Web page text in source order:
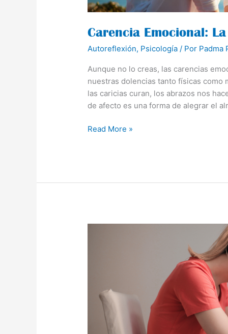
Carencia Emocional:
Autoreflexión, Psicología / Por Padma
Aunque no lo creas, las carencias
nuestras dolencias tanto físicas como
las caricias curan, los abrazos nos
de afecto es una forma de alegrar el
Read More »
persona
ansiosa